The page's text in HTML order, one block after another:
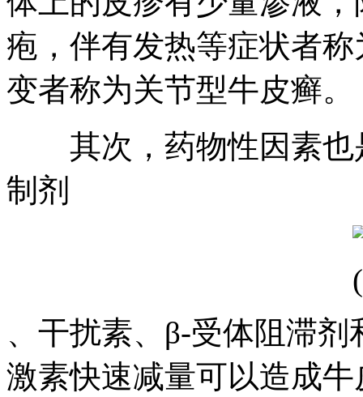
疱，伴有发热等症状者
变者称为关节型牛皮癣。
其次，药物性因素也
制剂
、干扰素、β-受体阻滞
激素快速减量可以造成